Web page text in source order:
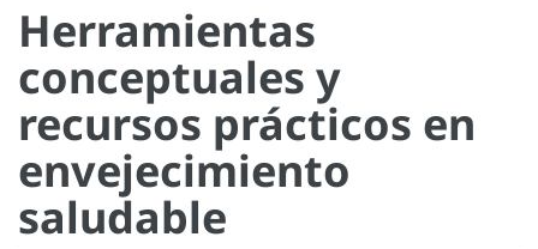
Herramientas
conceptuales y
recursos prácticos en
envejecimiento
saludable